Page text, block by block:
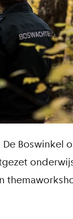
Boswinkel